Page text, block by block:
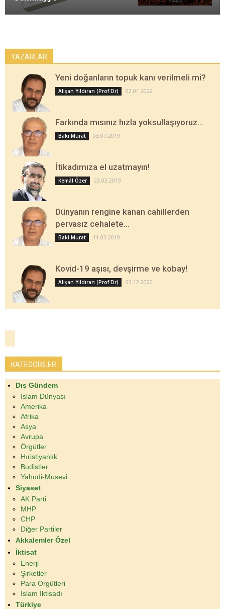
YAZARLAR
Yeni doğanların topuk kanı verilmeli mi?
Alişan Yıldıran (Prof Dr) 02.01.2022
Farkında mısınız hızla yoksullaşıyoruz…
Baki Murat 03.07.2019
İtikadımıza el uzatmayın!
Kemâl Özer 23.03.2019
Dünyanın rengine kanan cahillerden
pervasız cehalete…
Baki Murat 11.03.2019
Kovid-19 aşısı, devşirme ve kobay!
Alişan Yıldıran (Prof Dr) 03.12.2020
KATEGORİLER
Dış Gündem
İslam Dünyası
Amerika
Afrika
Asya
Avrupa
Örgütler
Hıristiyanlık
Budistler
Yahudi-Musevi
Siyaset
AK Parti
MHP
CHP
Diğer Partiler
Akkalemler Özel
İktisat
Enerji
Şirketler
Para Örgütleri
İslam İktisadı
Türkiye